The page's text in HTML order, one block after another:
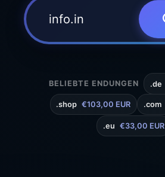
BELIEBTE ENDUNGEN .de
.shop €103,00 EUR .com
.eu €33,00 EUR